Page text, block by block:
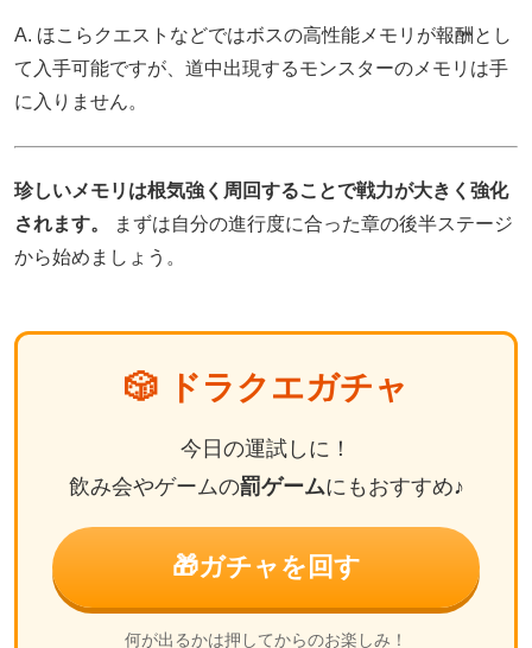
A. ほこらクエストなどではボスの高性能メモリが報酬とし
て入手可能ですが、道中出現するモンスターのメモリは手
に入りません。
珍しいメモリは根気強く周回することで戦力が大きく強化
されます。
まずは自分の進行度に合った章の後半ステージ
から始めましょう。
🎲 ドラクエガチャ
今日の運試しに！
飲み会やゲームの罰ゲームにもおすすめ♪
🎁ガチャを回す
何が出るかは押してからのお楽しみ！